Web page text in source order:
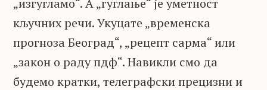
кључних речи. Укуцате „временска
прогноза Београд“, „рецепт сарма“ или
„закон о раду пдф“. Навикли смо да
будемо кратки, телеграфски прецизни и